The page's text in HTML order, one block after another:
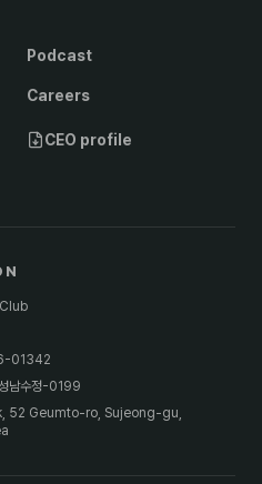
Podcast
Careers
CEO profile
01342
남수정-0199
52 Geumto-ro, Sujeong-gu,